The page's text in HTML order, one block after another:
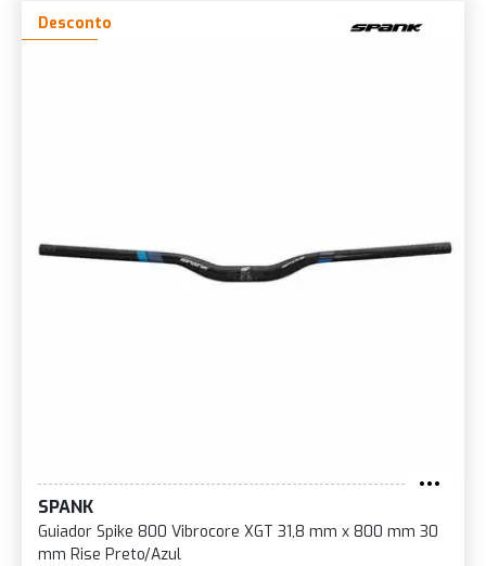
Desconto
SPANK
Guiador Spike 800 Vibrocore XGT 31,8 mm x 800 mm 30
mm Rise Preto/Azul